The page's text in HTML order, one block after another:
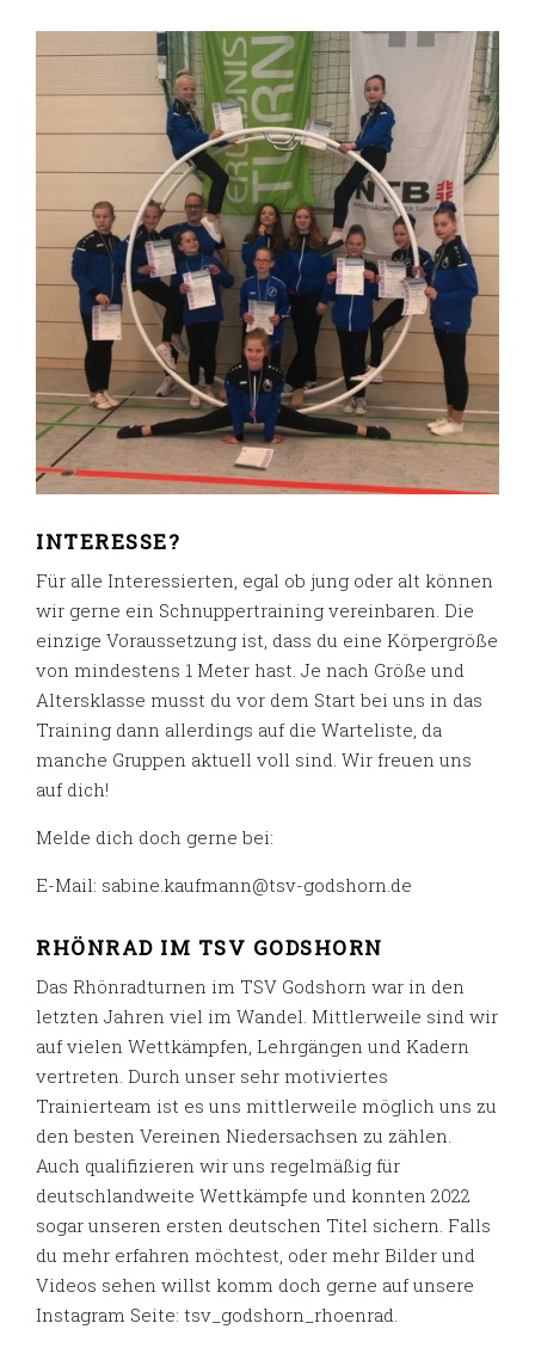
INTERESSE?
Für alle Interessierten, egal ob jung oder alt können
wir gerne ein Schnuppertraining vereinbaren. Die
einzige Voraussetzung ist, dass du eine Körpergröße
von mindestens 1 Meter hast. Je nach Größe und
Altersklasse musst du vor dem Start bei uns in das
Training dann allerdings auf die Warteliste, da
manche Gruppen aktuell voll sind. Wir freuen uns
auf dich!
Melde dich doch gerne bei:
E-Mail: sabine.kaufmann@tsv-godshorn.de
RHÖNRAD IM TSV GODSHORN
Das Rhönradturnen im TSV Godshorn war in den
letzten Jahren viel im Wandel. Mittlerweile sind wir
auf vielen Wettkämpfen, Lehrgängen und Kadern
vertreten. Durch unser sehr motiviertes
Trainierteam ist es uns mittlerweile möglich uns zu
den besten Vereinen Niedersachsen zu zählen.
Auch qualifizieren wir uns regelmäßig für
deutschlandweite Wettkämpfe und konnten 2022
sogar unseren ersten deutschen Titel sichern. Falls
du mehr erfahren möchtest, oder mehr Bilder und
Videos sehen willst komm doch gerne auf unsere
Instagram Seite: tsv_godshorn_rhoenrad.